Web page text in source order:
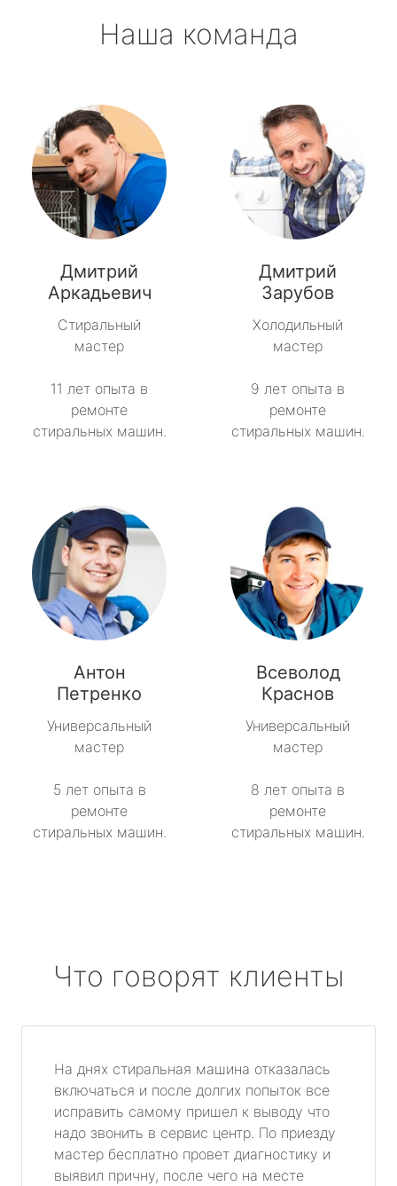
Наша команда
Дмитрий
Аркадьевич
Стиральный
мастер
11 лет опыта в
ремонте
стиральных машин.
Дмитрий
Зарубов
Холодильный
мастер
9 лет опыта в
ремонте
стиральных машин.
Антон
Петренко
Универсальный
мастер
5 лет опыта в
ремонте
стиральных машин.
Всеволод
Краснов
Универсальный
мастер
8 лет опыта в
ремонте
стиральных машин.
Что говорят клиенты
На днях стиральная машина отказалась
включаться и после долгих попыток все
исправить самому пришел к выводу что
надо звонить в сервис центр. По приезду
мастер бесплатно провет диагностику и
выявил причну, после чего на месте